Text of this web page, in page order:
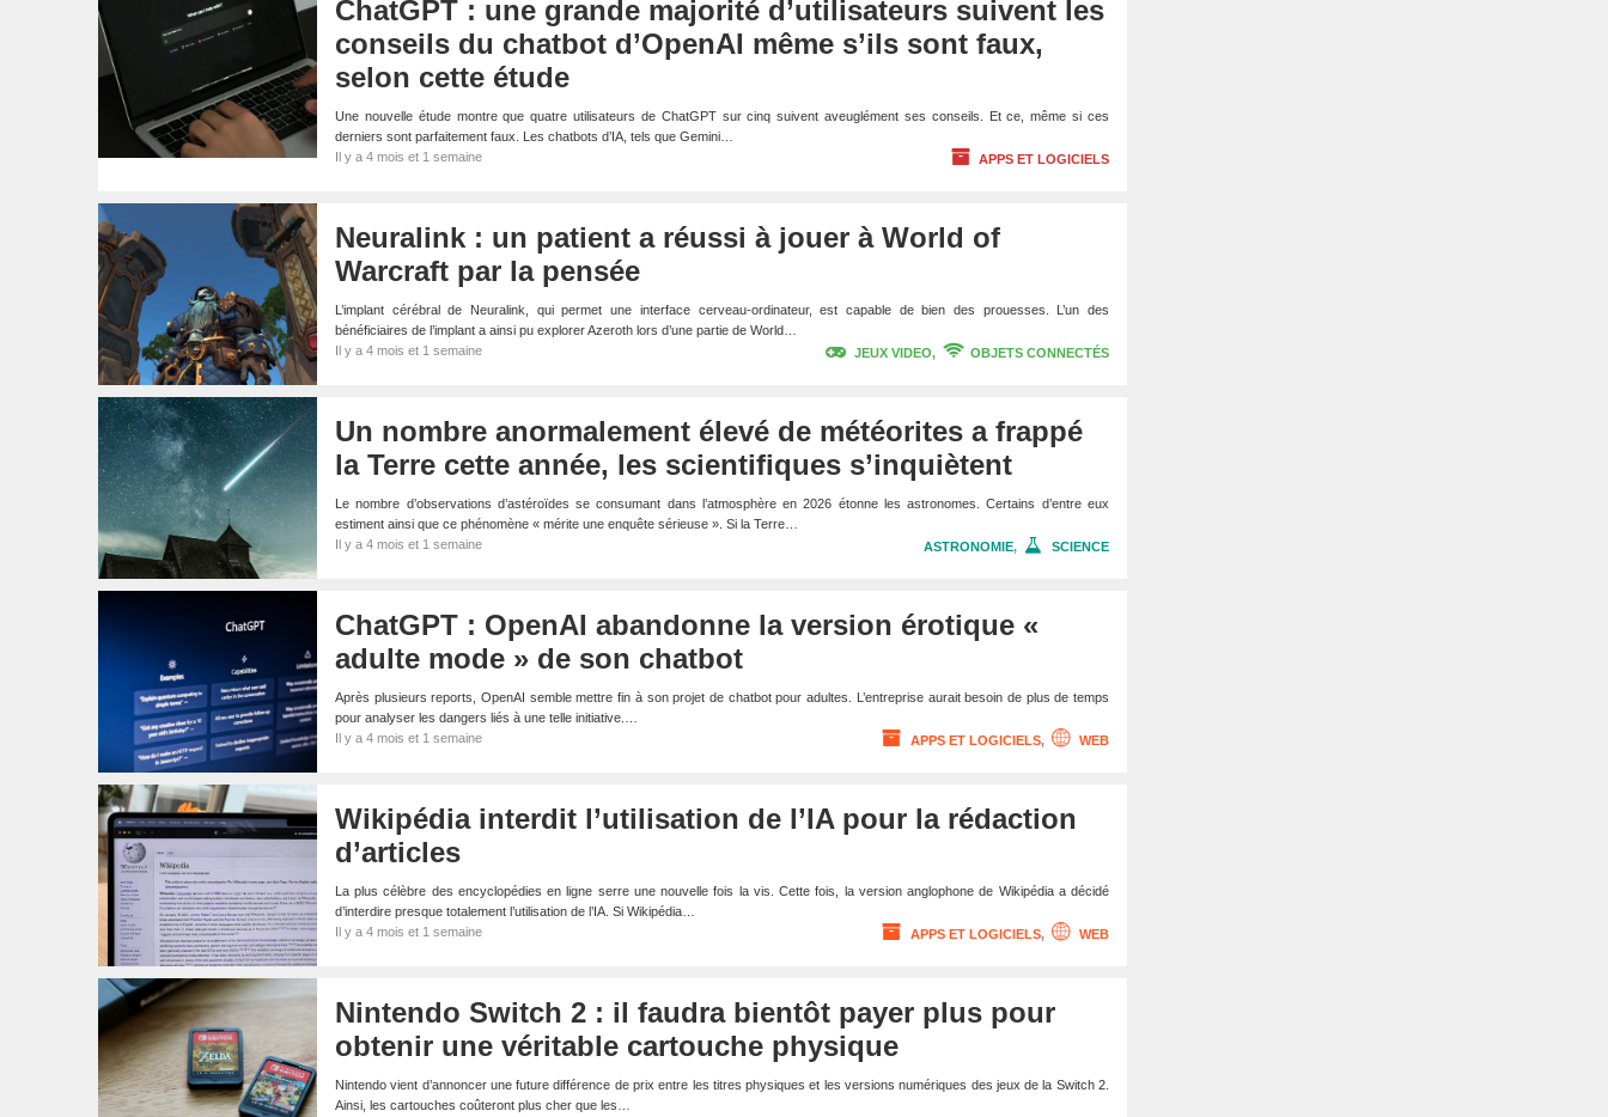
ChatGPT : une grande majorité d’utilisateurs suivent les
conseils du chatbot d’OpenAI même s’ils sont faux,
selon cette étude
Une nouvelle étude montre que quatre utilisateurs de ChatGPT sur cinq suivent aveuglément ses conseils. Et ce, même si ces
derniers sont parfaitement faux. Les chatbots d’IA, tels que Gemini…
Il y a 4 mois et 1 semaine
APPS ET LOGICIELS
Neuralink : un patient a réussi à jouer à World of
Warcraft par la pensée
L’implant cérébral de Neuralink, qui permet une interface cerveau-ordinateur, est capable de bien des prouesses. L’un des
bénéficiaires de l’implant a ainsi pu explorer Azeroth lors d’une partie de World…
Il y a 4 mois et 1 semaine
JEUX VIDEO, OBJETS CONNECTÉS
Un nombre anormalement élevé de météorites a frappé
la Terre cette année, les scientifiques s’inquiètent
Le nombre d’observations d’astéroïdes se consumant dans l’atmosphère en 2026 étonne les astronomes. Certains d’entre eux
estiment ainsi que ce phénomène « mérite une enquête sérieuse ». Si la Terre…
Il y a 4 mois et 1 semaine
ASTRONOMIE, SCIENCE
ChatGPT : OpenAI abandonne la version érotique «
adulte mode » de son chatbot
Après plusieurs reports, OpenAI semble mettre fin à son projet de chatbot pour adultes. L’entreprise aurait besoin de plus de temps
pour analyser les dangers liés à une telle initiative.…
Il y a 4 mois et 1 semaine
APPS ET LOGICIELS, WEB
Wikipédia interdit l’utilisation de l’IA pour la rédaction
d’articles
La plus célèbre des encyclopédies en ligne serre une nouvelle fois la vis. Cette fois, la version anglophone de Wikipédia a décidé
d’interdire presque totalement l’utilisation de l’IA. Si Wikipédia…
Il y a 4 mois et 1 semaine
APPS ET LOGICIELS, WEB
Nintendo Switch 2 : il faudra bientôt payer plus pour
obtenir une véritable cartouche physique
Nintendo vient d’annoncer une future différence de prix entre les titres physiques et les versions numériques des jeux de la Switch 2.
Ainsi, les cartouches coûteront plus cher que les…